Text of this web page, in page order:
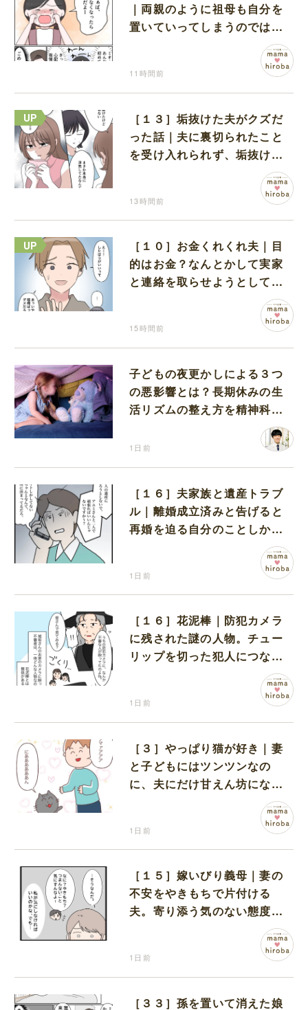
｜両親のように祖母も自分を
置いていってしまうのでは？
と怯えて泣く孫に心が痛む
11時間前
［１３］垢抜けた夫がクズだ
った話｜夫に裏切られたこと
を受け入れられず、垢抜けた
ことが関係しているのかと嘆
13時間前
［１０］お金くれくれ夫｜目
的はお金？なんとかして実家
と連絡を取らせようとしてく
15時間前
子どもの夜更かしによる３つ
の悪影響とは？長期休みの生
活リズムの整え方を精神科医
1日前
［１６］夫家族と遺産トラブ
ル｜離婚成立済みと告げると
再婚を迫る自分のことしか考
1日前
［１６］花泥棒｜防犯カメラ
に残された謎の人物。チュー
リップを切った犯人につなが
る証拠になるのか期待する
1日前
［３］やっぱり猫が好き｜妻
と子どもにはツンツンなの
に、夫にだけ甘えん坊になる
1日前
［１５］嫁いびり義母｜妻の
不安をやきもちで片付ける
夫。寄り添う気のない態度に
1日前
［３３］孫を置いて消えた娘